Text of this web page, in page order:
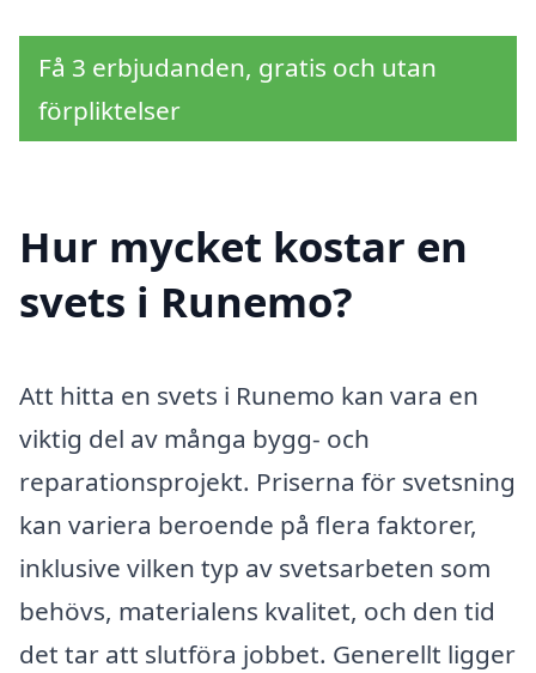
Få 3 erbjudanden, gratis och utan
förpliktelser
Hur mycket kostar en
svets i Runemo?
Att hitta en svets i Runemo kan vara en
viktig del av många bygg- och
reparationsprojekt. Priserna för svetsning
kan variera beroende på flera faktorer,
inklusive vilken typ av svetsarbeten som
behövs, materialens kvalitet, och den tid
det tar att slutföra jobbet. Generellt ligger